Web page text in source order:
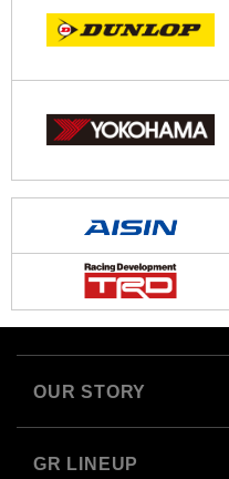
OUR STORY
GR LINEUP